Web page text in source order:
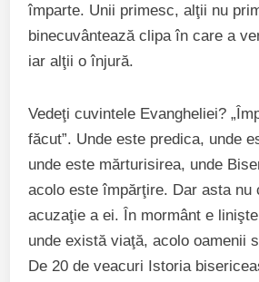
împarte. Unii primesc, alţii nu
binecuvântează clipa în care a
iar alţii o înjură.
Vedeţi cuvintele Evangheliei?
făcut”. Unde este predica, unde
unde este mărturisirea, unde
acolo este împărţire. Dar asta nu
acuzaţie a ei. În mormânt e
unde există viaţă, acolo oamenii
De 20 de veacuri Istoria